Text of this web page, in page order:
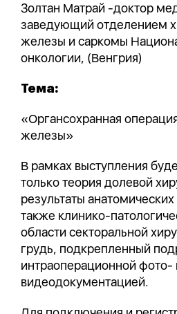
Золтан Матрай -доктор
заведующий отделением
железы и саркомы
онкологии, (Венгрия)
Тема:
«Органсохранная
железы»
В рамках выступления
только теория долевой
результаты
также клинико-
области секторальной
грудь, подкрепленный
интраоперационной фото-
видеодокументацией.